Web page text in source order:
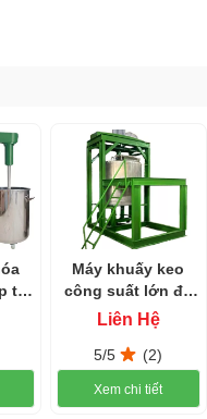
được làm nguội hoặc gia
lý tưởng cho quá trình trộn.
keo có tính chất hóa học
bồn trộn keo
quả và an toàn trong quá
tối
Máy khuấy keo
công suất lớn độ
đặc cao
Liên Hệ
5/5 (2)
Xem chi tiết